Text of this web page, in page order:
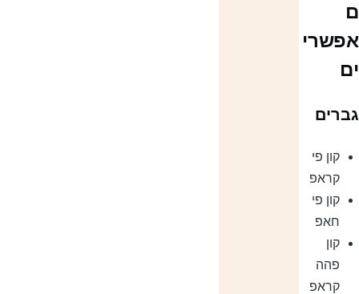
קון פי
קראפ
קון פי
חאפ
קון
פהה
קראפ